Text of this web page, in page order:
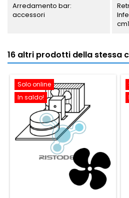
Arredamento bar:
accessori
16 altri prodotti della stessa
Solo online
In saldo!